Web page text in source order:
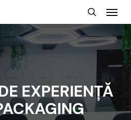
search
Menu
EXPERIENȚĂ